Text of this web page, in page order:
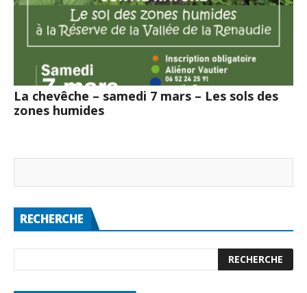
La chevêche – samedi 7 mars – Les sols des
zones humides
RECHERCHE